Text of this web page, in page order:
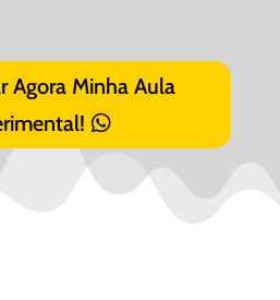
Agora Minha Aula